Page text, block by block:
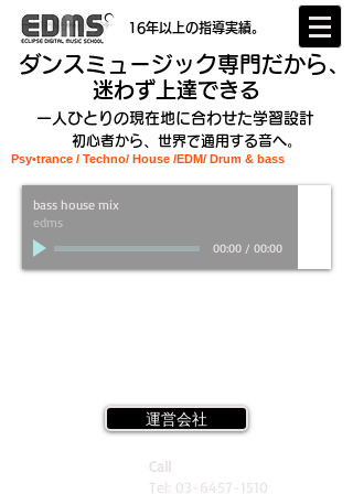
16年以上の指導実績。
ダンスミュージック専門だから、
迷わず上達できる
一人ひとりの現在地に合わせた学習設計
初心者から、世界で通用する音へ。
Psy•trance / Techno/ House /EDM/ Drum & bass
bass house mix
edms
00:00/ 00:00
運営会社
Call
Tel: 03-6457-1510